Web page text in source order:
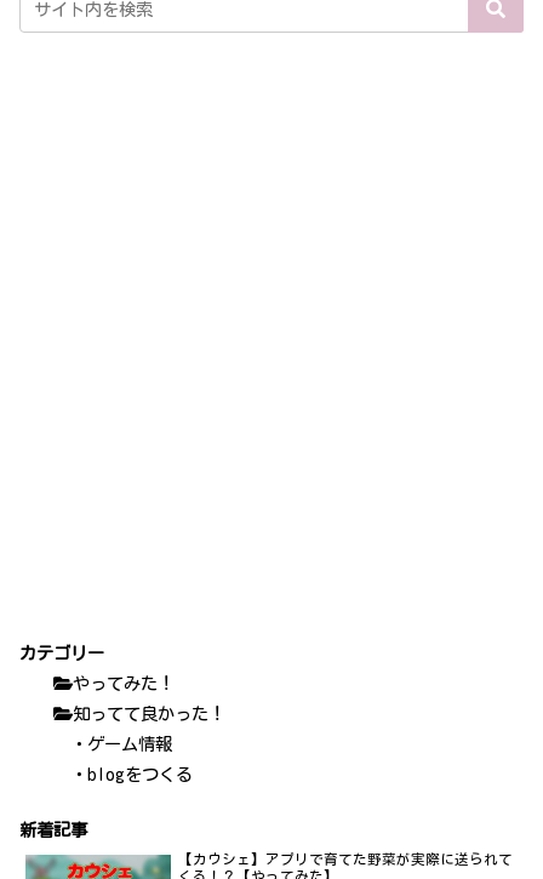
カテゴリー
やってみた！
知ってて良かった！
・ゲーム情報
・blogをつくる
新着記事
【カウシェ】アプリで育てた野菜が実際に送られて
くる！？【やってみた】